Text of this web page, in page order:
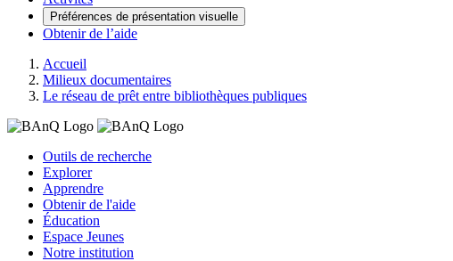
Préférences de présentation visuelle
Obtenir de l’aide
Accueil
Milieux documentaires
Le réseau de prêt entre bibliothèques publiques
Outils de recherche
Explorer
Apprendre
Obtenir de l'aide
Éducation
Espace Jeunes
Notre institution